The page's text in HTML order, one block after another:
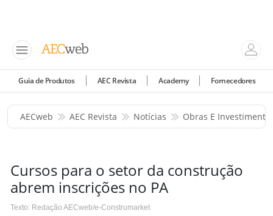
Guia de Produtos AEC Revista Academy Fornecedores
AECweb AEC Revista Notícias Obras E
Cursos para o setor da construção
abrem inscrições no PA
Texto: Redação AECweb/e-Construmarket